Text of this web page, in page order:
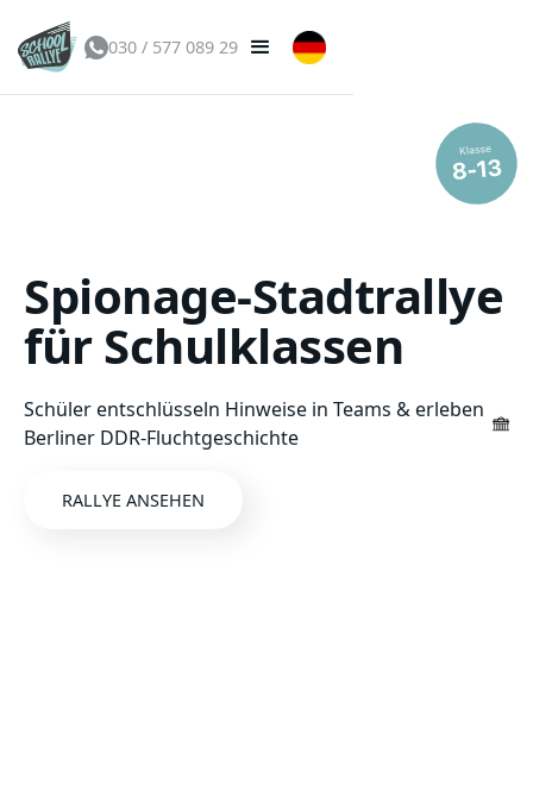
030 / 577 089 29
Spionage-Stadtrallye
für Schulklassen
Schüler entschlüsseln Hinweise in Teams & erleben
Berliner DDR-Fluchtgeschichte
]jj
RALLYE ANSEHEN